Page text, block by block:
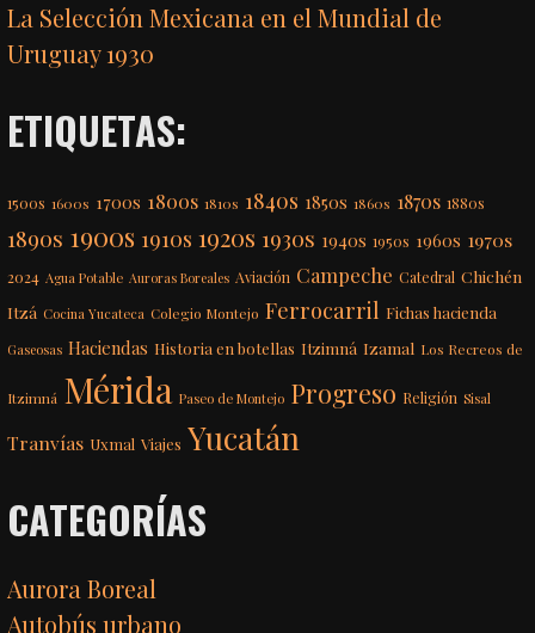
La Selección Mexicana en el Mundial de
Uruguay 1930
ETIQUETAS:
1500s 1600s 1700s 1800s 1810s 1840s 1850s 1860s 1870s 1880s
1890s 1900s 1910s 1920s 1930s 1940s 1950s 1960s 1970s
2024 Agua Potable Auroras Boreales Aviación Campeche Catedral Chichén
Itzá Cocina Yucateca Colegio Montejo Ferrocarril Fichas hacienda
Gaseosas Haciendas Historia en botellas Itzimná Izamal Los Recreos de
Itzimná Mérida Paseo de Montejo Progreso Religión Sisal
Tranvías Uxmal Viajes Yucatán
CATEGORÍAS
Aurora Boreal
Autobús urbano